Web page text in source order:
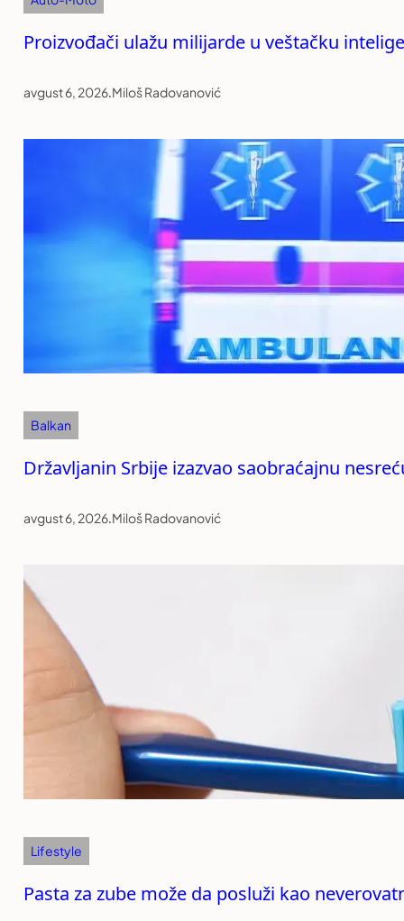
Proizvođači ulažu milijarde u veštačku
avgust 6, 2026.Miloš Radovanović
Balkan
Državljanin Srbije izazvao saobraćajnu
avgust 6, 2026.Miloš Radovanović
Lifestyle
Pasta za zube može da posluži kao